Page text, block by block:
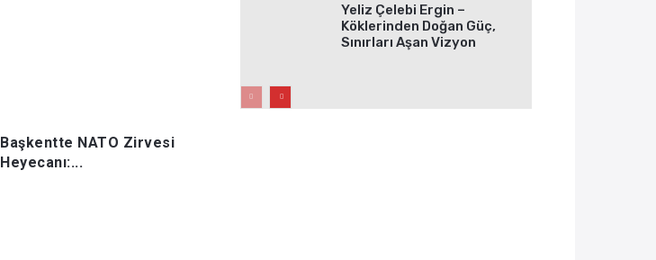
Başkentte NATO Zirvesi
Heyecanı:...
Yeliz Çelebi Ergin –
Köklerinden Doğan Güç,
Sınırları Aşan Vizyon